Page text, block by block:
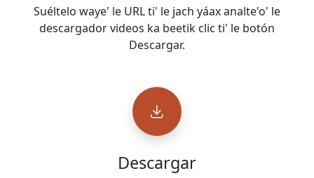
Suéltelo waye' le URL ti' le jach yáax analte'o' le
descargador videos ka beetik clic ti' le botón
Descargar.
Descargar